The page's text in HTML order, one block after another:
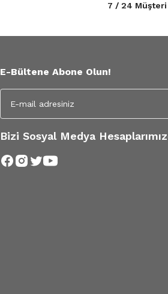
7 / 24
E-Bültene Abone Olun!
Bizi Sosyal Medya